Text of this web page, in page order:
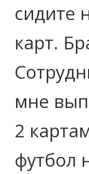
сидите
карт.
мне
2
футбол